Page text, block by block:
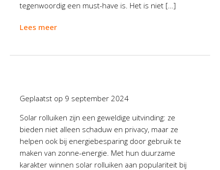
tegenwoordig een must-have is. Het is niet […]
Lees meer
Geplaatst op 9 september 2024
Solar rolluiken zijn een geweldige uitvinding: ze
bieden niet alleen schaduw en privacy, maar ze
helpen ook bij energiebesparing door gebruik te
maken van zonne-energie. Met hun duurzame
karakter winnen solar rolluiken aan populariteit bij